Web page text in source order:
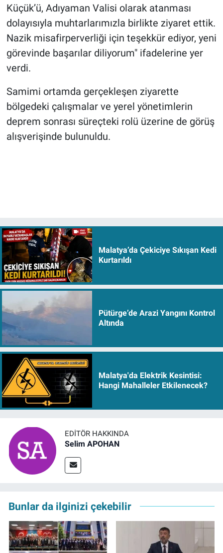
Küçük’ü, Adıyaman Valisi olarak atanması
dolayısıyla muhtarlarımızla birlikte ziyaret ettik.
Nazik misafirperverliği için teşekkür ediyor, yeni
görevinde başarılar diliyorum" ifadelerine yer
verdi.
Samimi ortamda gerçekleşen ziyarette
bölgedeki çalışmalar ve yerel yönetimlerin
deprem sonrası süreçteki rolü üzerine de görüş
alışverişinde bulunuldu.
Malatya’da Çekiciye Sıkışan Kedi
Kurtarıldı
Pütürge’de Arazi Yangını Kontrol
Altında
Malatya'da Elektrik Kesintisi:
Hangi Mahalleler Etkilenecek?
EDITÖR HAKKINDA
Selim APOHAN
Bunlar da ilginizi çekebilir